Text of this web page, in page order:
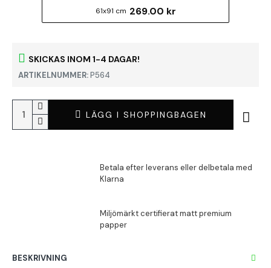
SKICKAS INOM 1-4 DAGAR!
ARTIKELNUMMER:P564
61x91 cm 269.00 kr
LÄGG I SHOPPINGBAGEN
BESKRIVNING